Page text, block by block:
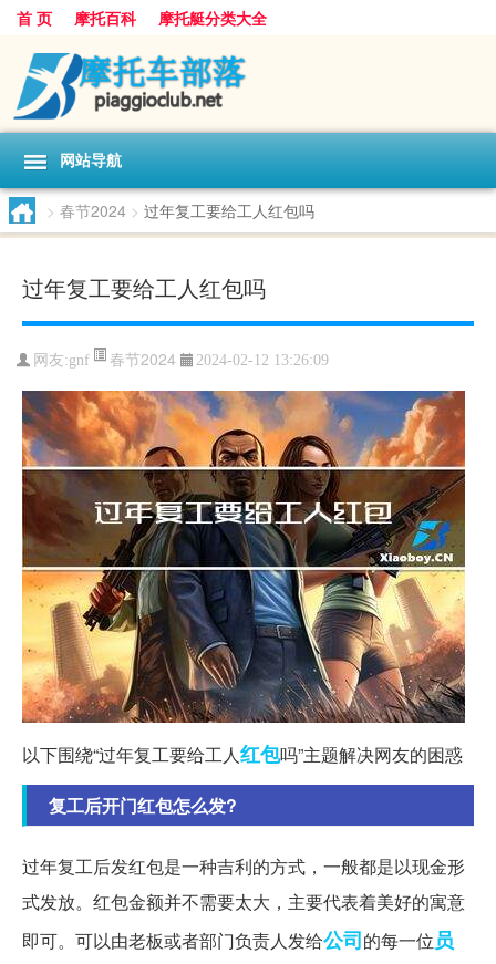
首 页 摩托百科 摩托艇分类大全
网站导航
> 春节2024 > 过年复工要给工人红包吗
过年复工要给工人红包吗
网友:gnf 春节2024 2024-02-12 13:26:09
以下围绕“过年复工要给工人红包吗”主题解决网友的困惑
复工后开门红包怎么发?
过年复工后发红包是一种吉利的方式，一般都是以现金形
式发放。红包金额并不需要太大，主要代表着美好的寓意
即可。可以由老板或者部门负责人发给公司的每一位员